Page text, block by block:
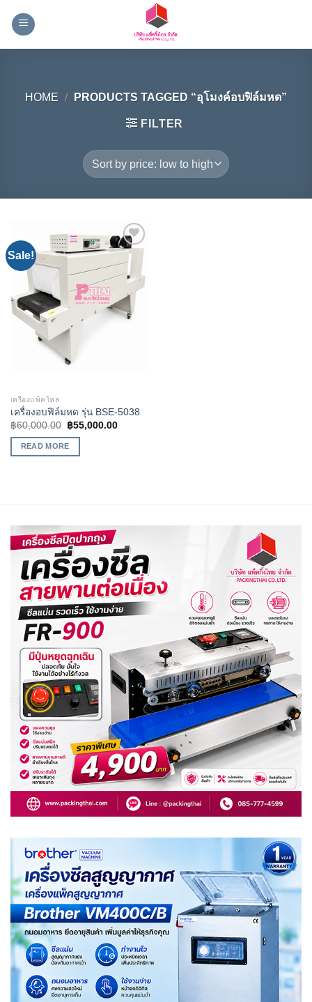
HOME / PRODUCTS TAGGED “อุโมงค์อบฟิล์มหด”
FILTER
Sale!
Add to
Wishlist
เครื่องแพ็คโหล
เครื่องอบฟิล์มหด รุ่น BSE-5038
฿60,000.00 ฿55,000.00
READ MORE